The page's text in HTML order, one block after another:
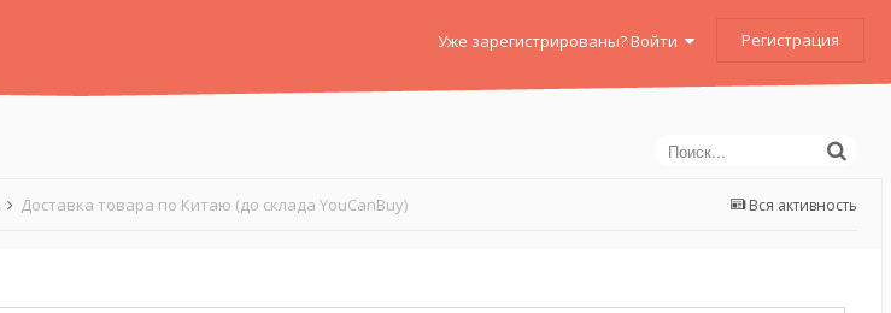
Уже зарегистрированы? Войти Регистрация
Вся активность
Доставка товара по Китаю (до склада YouCanBuy)